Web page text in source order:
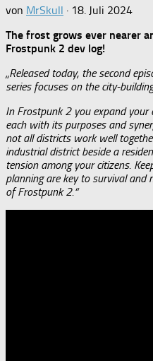
von MrSkull · 18. Juli 2024
The frost grows ever nearer
Frostpunk 2 dev log!
„Released today, the second
series focuses on the city-
In Frostpunk 2 you expand your
each with its purposes and
not all districts work well
industrial district beside a
tension among your citizens.
planning are key to survival
of Frostpunk 2.“